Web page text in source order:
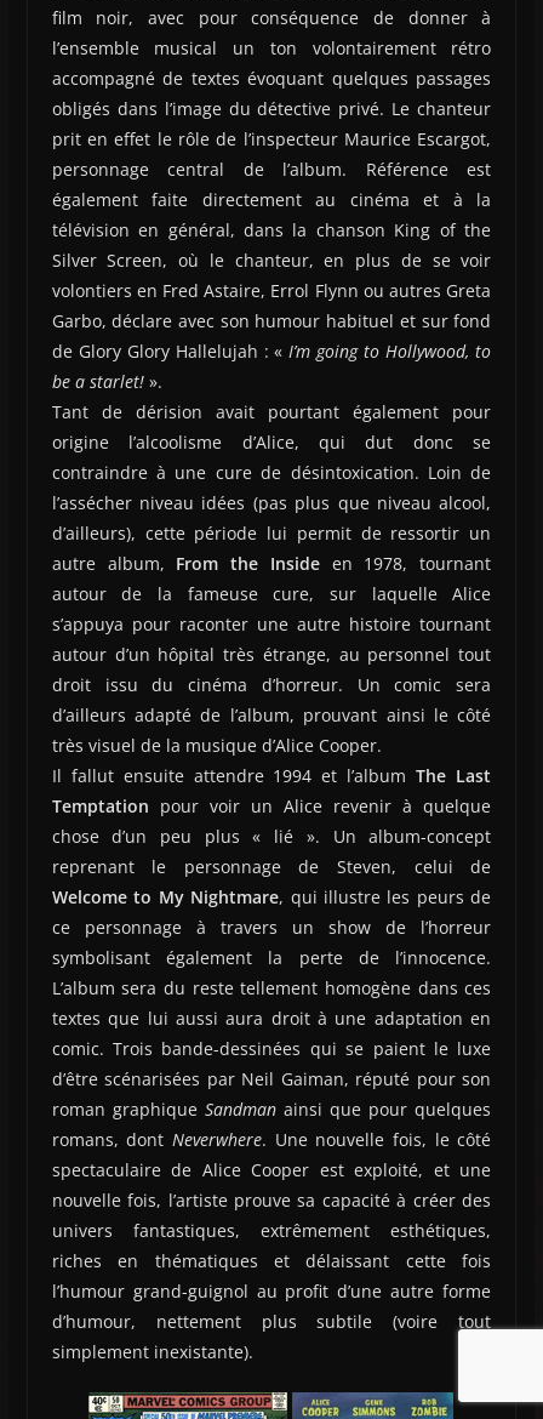
film noir, avec pour conséquence de donner à
l’ensemble musical un ton volontairement rétro
accompagné de textes évoquant quelques passages
obligés dans l’image du détective privé. Le chanteur
prit en effet le rôle de l’inspecteur Maurice Escargot,
personnage central de l’album. Référence est
également faite directement au cinéma et à la
télévision en général, dans la chanson King of the
Silver Screen, où le chanteur, en plus de se voir
volontiers en Fred Astaire, Errol Flynn ou autres Greta
Garbo, déclare avec son humour habituel et sur fond
de Glory Glory Hallelujah : «I’m going to Hollywood, to
be a starlet!».
Tant de dérision avait pourtant également pour
origine l’alcoolisme d’Alice, qui dut donc se
contraindre à une cure de désintoxication. Loin de
l’assécher niveau idées (pas plus que niveau alcool,
d’ailleurs), cette période lui permit de ressortir un
autre album, From the Insideen 1978, tournant
autour de la fameuse cure, sur laquelle Alice
s’appuya pour raconter une autre histoire tournant
autour d’un hôpital très étrange, au personnel tout
droit issu du cinéma d’horreur. Un comic sera
d’ailleurs adapté de l’album, prouvant ainsi le côté
très visuel de la musique d’Alice Cooper.
Il fallut ensuite attendre 1994 et l’albumThe Last
Temptation pour voir un Alice revenir à quelque
chose d’un peu plus « lié ». Un album-concept
reprenant le personnage de Steven, celui de
Welcome to My Nightmare, qui illustre les peurs de
ce personnage à travers un show de l’horreur
symbolisant également la perte de l’innocence.
L’album sera du reste tellement homogène dans ces
textes que lui aussi aura droit à une adaptation en
comic. Trois bande-dessinées qui se paient le luxe
d’être scénarisées par Neil Gaiman, réputé pour son
roman graphique Sandmanainsi que pour quelques
romans, dontNeverwhere. Une nouvelle fois, le côté
spectaculaire de Alice Cooper est exploité, et une
nouvelle fois, l’artiste prouve sa capacité à créer des
univers fantastiques, extrêmement esthétiques,
riches en thématiques et délaissant cette fois
l’humour grand-guignol au profit d’une autre forme
d’humour, nettement plus subtile (voire tout
simplement inexistante).